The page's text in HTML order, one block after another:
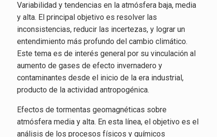
Variabilidad y tendencias en la atmósfera baja, media
y alta. El principal objetivo es resolver las
inconsistencias, reducir las incertezas, y lograr un
entendimiento más profundo del cambio climático.
Este tema es de interés general por su vinculación al
aumento de gases de efecto invernadero y
contaminantes desde el inicio de la era industrial,
producto de la actividad antropogénica.
Efectos de tormentas geomagnéticas sobre
atmósfera media y alta. En esta línea, el objetivo es el
análisis de los procesos físicos y químicos